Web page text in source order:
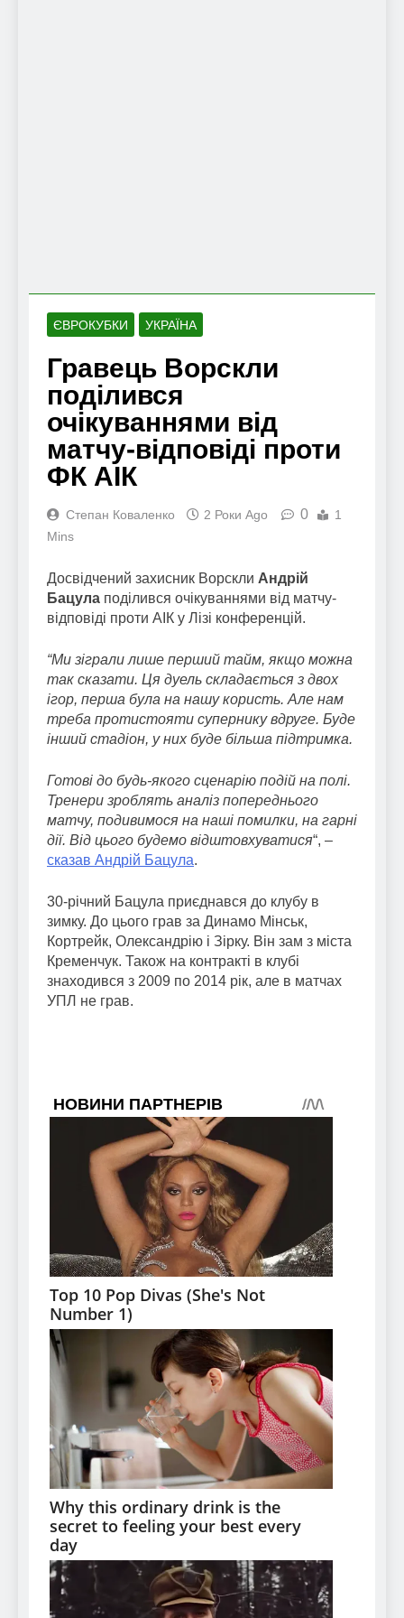
ЄВРОКУБКИ УКРАЇНА
Гравець Ворскли
поділився
очікуваннями від
матчу-відповіді проти
ФК АІК
Степан Коваленко 2 Роки Ago 0
1
Mins
Досвідчений захисник Ворскли Андрій
Бацула поділився очікуваннями від матчу-
відповіді проти АІК у Лізі конференцій.
“Ми зіграли лише перший тайм, якщо можна
так сказати. Ця дуель складається з двох
ігор, перша була на нашу користь. Але нам
треба протистояти супернику вдруге. Буде
інший стадіон, у них буде більша підтримка.
Готові до будь-якого сценарію подій на полі.
Тренери зроблять аналіз попереднього
матчу, подивимося на наші помилки, на гарні
дії. Від цього будемо відштовхуватися“, –
сказав Андрій Бацула.
30-річний Бацула приєднався до клубу в
зимку. До цього грав за Динамо Мінськ,
Кортрейк, Олександрію і Зірку. Він зам з міста
Кременчук. Також на контракті в клубі
знаходився з 2009 по 2014 рік, але в матчах
УПЛ не грав.